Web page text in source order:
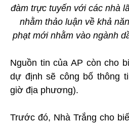
đàm trực tuyến với các nhà
nhằm thảo luận về khả
phạt mới nhằm vào ngành
Nguồn tin của AP còn cho
dự định sẽ công bố thông
giờ địa phương).
Trước đó, Nhà Trắng cho